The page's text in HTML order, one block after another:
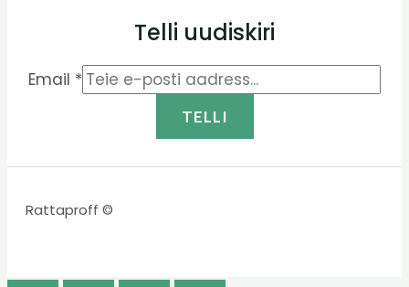
Telli uudiskiri
Email *
TELLI
Rattaproff ©